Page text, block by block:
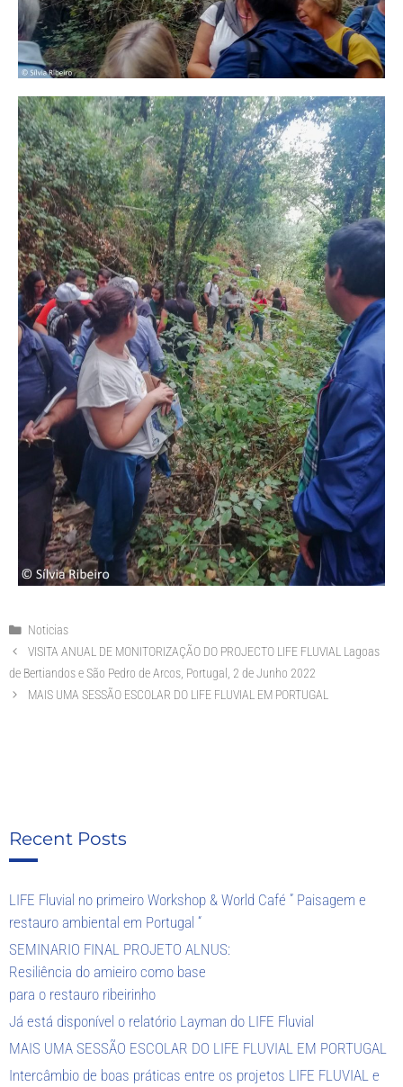
Noticias
VISITA ANUAL DE MONITORIZAÇÃO DO PROJECTO LIFE FLUVIAL Lagoas
de Bertiandos e São Pedro de Arcos, Portugal, 2 de Junho 2022
MAIS UMA SESSÃO ESCOLAR DO LIFE FLUVIAL EM PORTUGAL
Recent Posts
LIFE Fluvial no primeiro Workshop & World Café ” Paisagem e
restauro ambiental em Portugal “
SEMINARIO FINAL PROJETO ALNUS:
Resiliência do amieiro como base
para o restauro ribeirinho
Já está disponível o relatório Layman do LIFE Fluvial
MAIS UMA SESSÃO ESCOLAR DO LIFE FLUVIAL EM PORTUGAL
Intercâmbio de boas práticas entre os projetos LIFE FLUVIAL e